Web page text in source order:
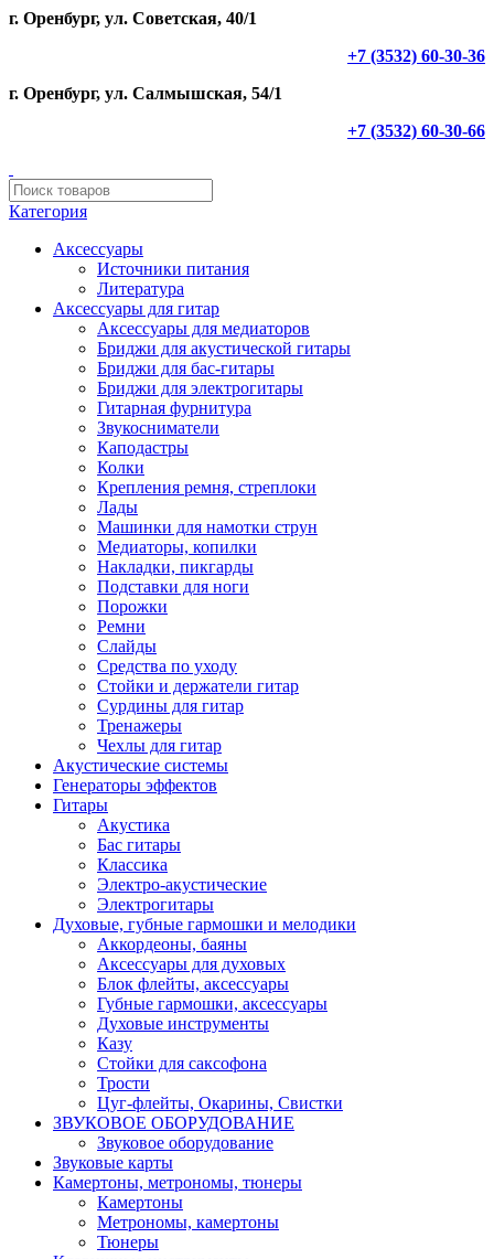
г. Оренбург, ул. Советская, 40/1
+7 (3532) 60-30-36
г. Оренбург, ул. Салмышская, 54/1
+7 (3532) 60-30-66
Категория
Аксессуары
Источники питания
Литература
Аксессуары для гитар
Аксессуары для медиаторов
Бриджи для акустической гитары
Бриджи для бас-гитары
Бриджи для электрогитары
Гитарная фурнитура
Звукосниматели
Каподастры
Колки
Крепления ремня, стреплоки
Лады
Машинки для намотки струн
Медиаторы, копилки
Накладки, пикгарды
Подставки для ноги
Порожки
Ремни
Слайды
Средства по уходу
Стойки и держатели гитар
Сурдины для гитар
Тренажеры
Чехлы для гитар
Акустические системы
Генераторы эффектов
Гитары
Акустика
Бас гитары
Классика
Электро-акустические
Электрогитары
Духовые, губные гармошки и мелодики
Аккордеоны, баяны
Аксессуары для духовых
Блок флейты, аксессуары
Губные гармошки, аксессуары
Духовые инструменты
Казу
Стойки для саксофона
Трости
Цуг-флейты, Окарины, Свистки
ЗВУКОВОЕ ОБОРУДОВАНИЕ
Звуковое оборудование
Звуковые карты
Камертоны, метрономы, тюнеры
Камертоны
Метрономы, камертоны
Тюнеры